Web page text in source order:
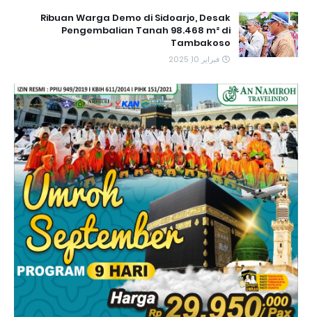
Ribuan Warga Demo di Sidoarjo, Desak
Pengembalian Tanah 98.468 m² di
Tambakoso
فبراير 10, 2025